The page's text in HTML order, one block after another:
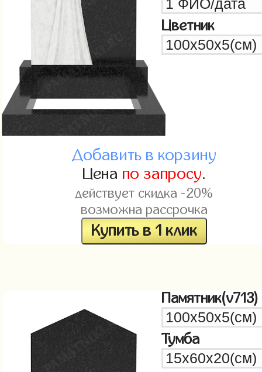
Цветник
Добавить в корзину
Цена по запросу.
действует скидка -20%
возможна рассрочка
Купить в 1 клик
Памятник(v713)
Тумба